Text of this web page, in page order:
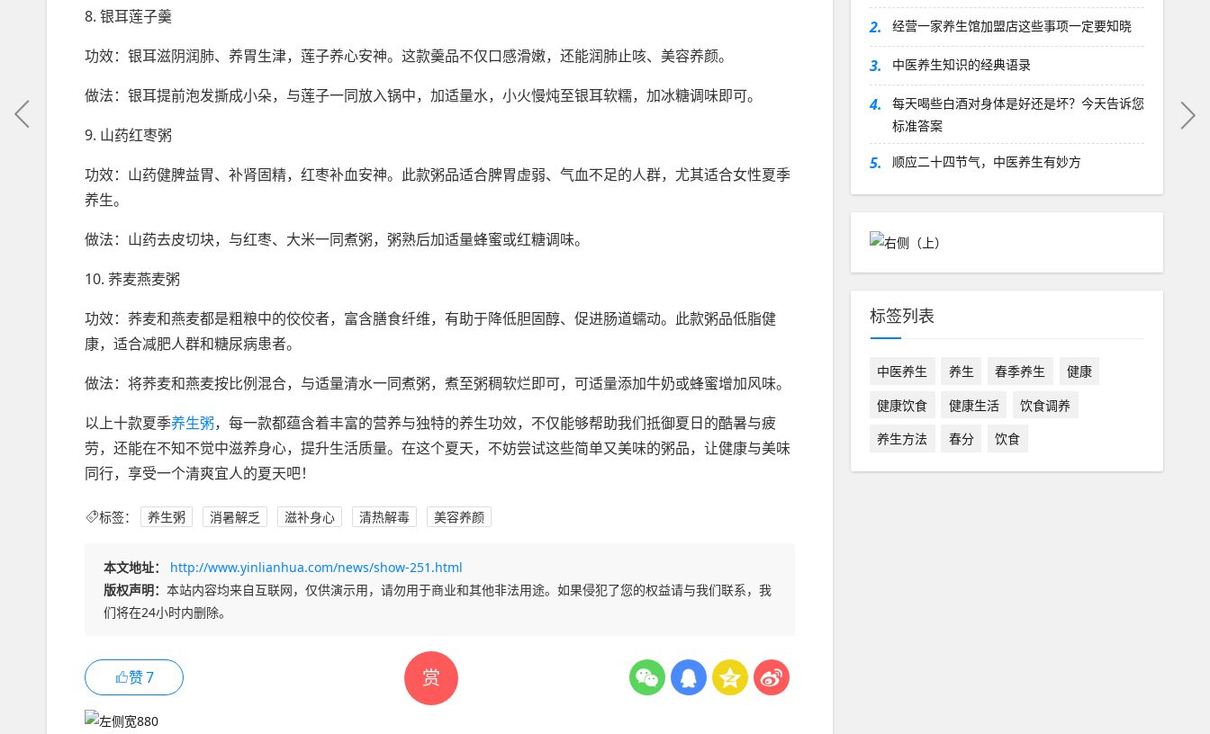
8. 银耳莲子羹
功效：银耳滋阴润肺、养胃生津，莲子养心安神。这款羹品不仅口感滑嫩，还能润肺止咳、美容养颜。
做法：银耳提前泡发撕成小朵，与莲子一同放入锅中，加适量水，小火慢炖至银耳软糯，加冰糖调味即可。
9. 山药红枣粥
功效：山药健脾益胃、补肾固精，红枣补血安神。此款粥品适合脾胃虚弱、气血不足的人群，尤其适合女性夏季
养生。
做法：山药去皮切块，与红枣、大米一同煮粥，粥熟后加适量蜂蜜或红糖调味。
10. 荞麦燕麦粥
功效：荞麦和燕麦都是粗粮中的佼佼者，富含膳食纤维，有助于降低胆固醇、促进肠道蠕动。此款粥品低脂健
康，适合减肥人群和糖尿病患者。
做法：将荞麦和燕麦按比例混合，与适量清水一同煮粥，煮至粥稠软烂即可，可适量添加牛奶或蜂蜜增加风味。
以上十款夏季养生粥，每一款都蕴含着丰富的营养与独特的养生功效，不仅能够帮助我们抵御夏日的酷暑与疲
劳，还能在不知不觉中滋养身心，提升生活质量。在这个夏天，不妨尝试这些简单又美味的粥品，让健康与美味
同行，享受一个清爽宜人的夏天吧！
标签： 养生粥 消暑解乏 滋补身心 清热解毒 美容养颜
赏
本文地址：
http://www.yinlianhua.com/news/show-251.html
版权声明： 本站内容均来自互联网，仅供演示用，请勿用于商业和其他非法用途。如果侵犯了您的权益请与我们联系，我
们将在24小时内删除。
赞7
2. 经营一家养生馆加盟店这些事项一定要知晓
3. 中医养生知识的经典语录
4.
每天喝些白酒对身体是好还是坏？今天告诉您
标准答案
5. 顺应二十四节气，中医养生有妙方
标签列表
中医养生 养生 春季养生
健康
健康饮食
健康生活
饮食调养
养生方法
春分 饮食